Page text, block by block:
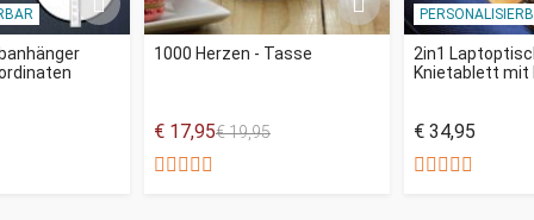
1000 Herzen - Tasse
€ 17,95€ 19,95
2in1
Knietablett mit
€ 34,95